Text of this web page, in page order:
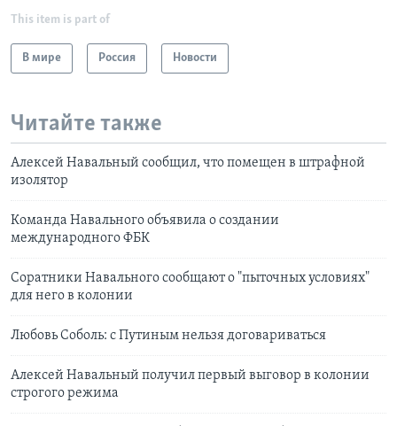
This item is part of
В мире Россия Новости
Читайте также
Алексей Навальный сообщил, что помещен в штрафной
изолятор
Команда Навального объявила о создании
международного ФБК
Соратники Навального сообщают о "пыточных условиях"
для него в колонии
Любовь Соболь: с Путиным нельзя договариваться
Алексей Навальный получил первый выговор в колонии
строгого режима